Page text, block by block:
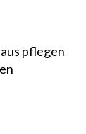
pflegen